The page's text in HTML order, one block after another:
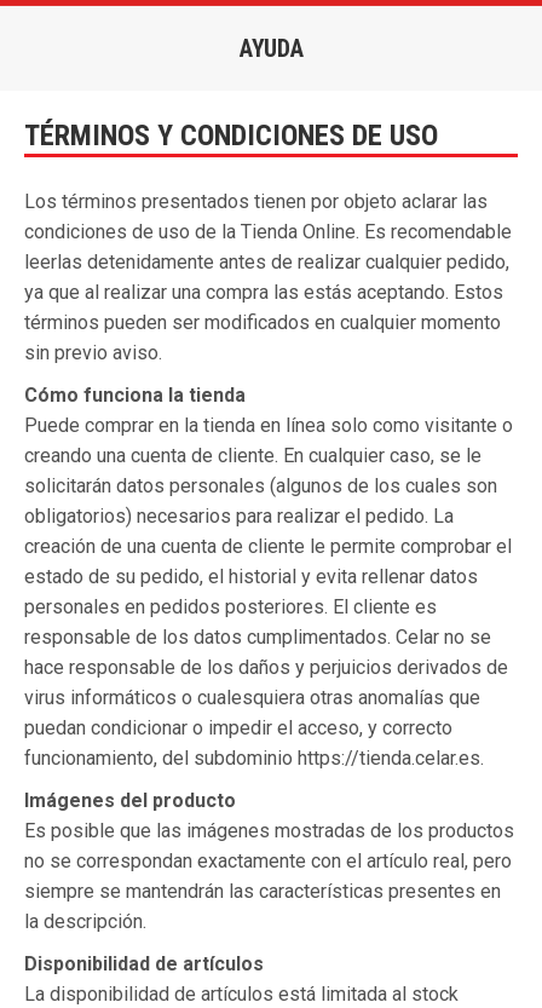
AYUDA
TÉRMINOS Y CONDICIONES DE USO
Los términos presentados tienen por objeto aclarar las
condiciones de uso de la Tienda Online. Es recomendable
leerlas detenidamente antes de realizar cualquier pedido,
ya que al realizar una compra las estás aceptando. Estos
términos pueden ser modificados en cualquier momento
sin previo aviso.
Cómo funciona la tienda
Puede comprar en la tienda en línea solo como visitante o
creando una cuenta de cliente. En cualquier caso, se le
solicitarán datos personales (algunos de los cuales son
obligatorios) necesarios para realizar el pedido. La
creación de una cuenta de cliente le permite comprobar el
estado de su pedido, el historial y evita rellenar datos
personales en pedidos posteriores. El cliente es
responsable de los datos cumplimentados. Celar no se
hace responsable de los daños y perjuicios derivados de
virus informáticos o cualesquiera otras anomalías que
puedan condicionar o impedir el acceso, y correcto
funcionamiento, del subdominio https://tienda.celar.es.
Imágenes del producto
Es posible que las imágenes mostradas de los productos
no se correspondan exactamente con el artículo real, pero
siempre se mantendrán las características presentes en
la descripción.
Disponibilidad de artículos
La disponibilidad de artículos está limitada al stock